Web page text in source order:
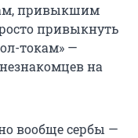
привыкшим
привыкнуть
токам» —
на
вообще сербы —